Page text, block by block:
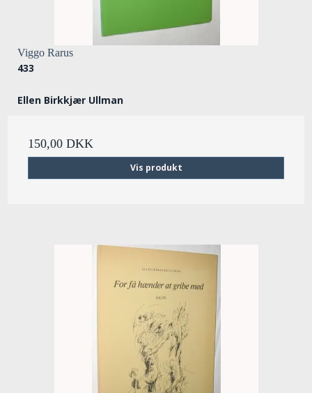
Viggo Rarus
433
Ellen Birkkjær Ullman
150,00 DKK
Vis produkt